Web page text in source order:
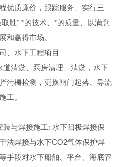
优质廉价，跟踪服务、实行三
胜" *的技术、*的质量、以满意
和赢得市场。
、水下工程项目
清淤、泵房清理、清淤，水下
污栅检测，更换闸门起落、导流
工。
与焊接施工: 水下阳极焊接保
法焊接与水下CO2气体保护焊
手段对水下船舶、平台、海底管